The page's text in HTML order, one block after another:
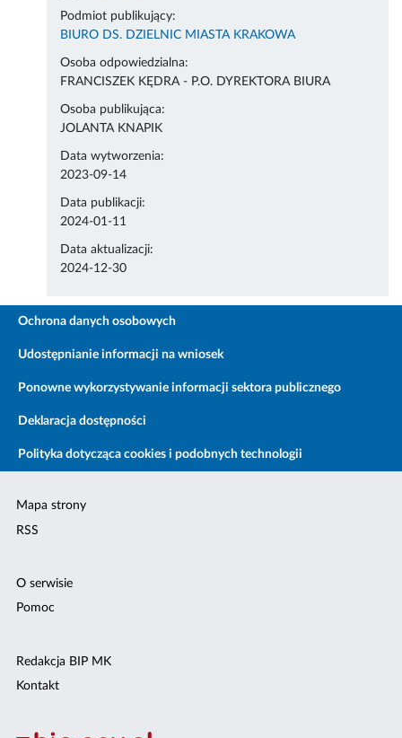
Podmiot publikujący:
BIURO DS. DZIELNIC MIASTA KRAKOWA
Osoba odpowiedzialna:
FRANCISZEK KĘDRA - P.O. DYREKTORA BIURA
Osoba publikująca:
JOLANTA KNAPIK
Data wytworzenia:
2023-09-14
Data publikacji:
2024-01-11
Data aktualizacji:
2024-12-30
Ochrona danych osobowych
Udostępnianie informacji na wniosek
Ponowne wykorzystywanie informacji sektora publicznego
Deklaracja dostępności
Polityka dotycząca cookies i podobnych technologii
Mapa strony
RSS
O serwisie
Pomoc
Redakcja BIP MK
Kontakt